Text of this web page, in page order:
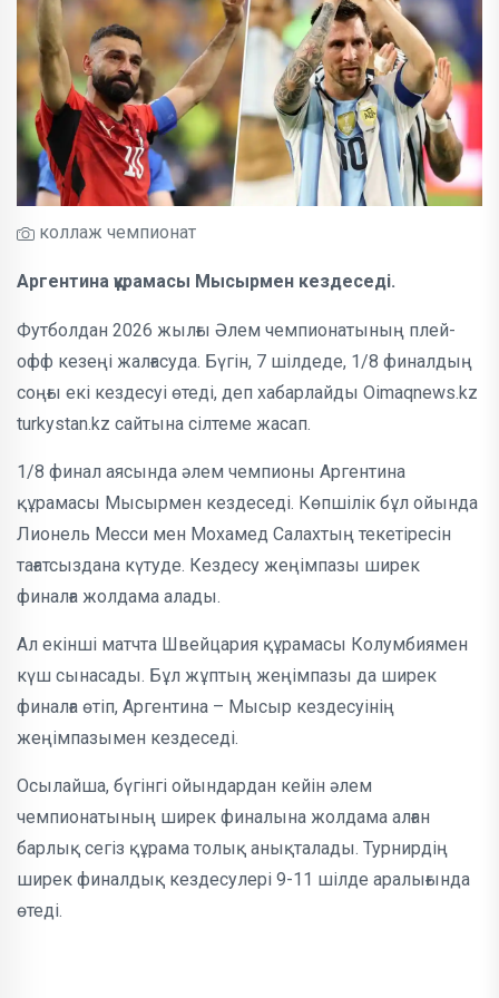
коллаж чемпионат
Аргентина құрамасы Мысырмен кездеседі.
Футболдан 2026 жылғы Әлем чемпионатының плей-
офф кезеңі жалғасуда. Бүгін, 7 шілдеде, 1/8 финалдың
соңғы екі кездесуі өтеді, деп хабарлайды Oimaqnews.kz
turkystan.kz сайтына сілтеме жасап.
1/8 финал аясында әлем чемпионы Аргентина
құрамасы Мысырмен кездеседі. Көпшілік бұл ойында
Лионель Месси мен Мохамед Салахтың текетіресін
тағатсыздана күтуде. Кездесу жеңімпазы ширек
финалға жолдама алады.
Ал екінші матчта Швейцария құрамасы Колумбиямен
күш сынасады. Бұл жұптың жеңімпазы да ширек
финалға өтіп, Аргентина – Мысыр кездесуінің
жеңімпазымен кездеседі.
Осылайша, бүгінгі ойындардан кейін әлем
чемпионатының ширек финалына жолдама алған
барлық сегіз құрама толық анықталады. Турнирдің
ширек финалдық кездесулері 9-11 шілде аралығында
өтеді.